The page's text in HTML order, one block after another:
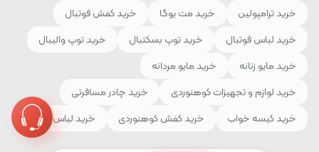
خرید ترامپولین
خرید مت یوگا
خرید کفش فوتبال
خرید لباس فوتبال
خرید توپ بسکتبال
خرید توپ والیبال
خرید مایو زنانه
خرید مایو مردانه
خرید لوازم و تجهیزات کوهنوردی
خرید چادر مسافرتی
خرید کیسه خواب
خرید کفش کوهنوردی خرید لباس ورزشی